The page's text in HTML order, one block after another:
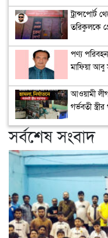
ট্রান্সপোর্ট
তরিকুলকে
পণ্য
মাফিয়া আবু
আওয়ামী লীগ
গর্ভবতী
সর্বশেষ সংবাদ